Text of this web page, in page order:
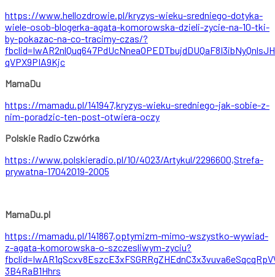
https://www.hellozdrowie.pl/kryzys-wieku-sredniego-dotyka-
wiele-osob-blogerka-agata-komorowska-dzieli-zycie-na-10-tki-
by-pokazac-na-co-tracimy-czas/?
qVPX9PIA9Kjc
MamaDu
https://mamadu.pl/141947,kryzys-wieku-sredniego-jak-sobie-z-
nim-poradzic-ten-post-otwiera-oczy
Polskie Radio Czwórka
https://www.polskieradio.pl/10/4023/Artykul/2296600,Strefa-
prywatna-17042019-2005
MamaDu.pl
https://mamadu.pl/141867,optymizm-mimo-wszystko-wywiad-
z-agata-komorowska-o-szczesliwym-zyciu?
3B4RaB1Hhrs